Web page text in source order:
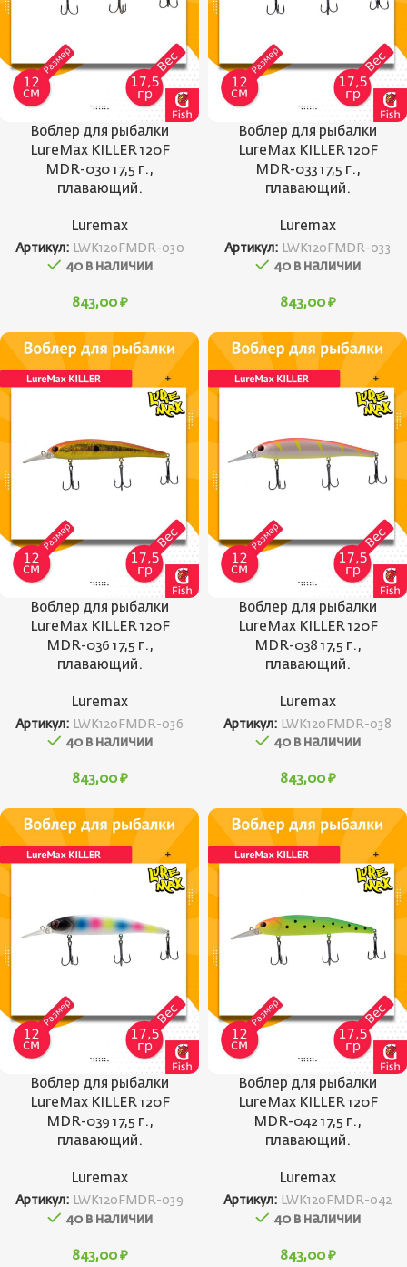
Воблер для рыбалки
LureMax KILLER 120F
MDR-030 17,5 г.,
плавающий.
Luremax
Артикул: LWK120FMDR-030
40 в наличии
843,00 ₽
Воблер для рыбалки
LureMax KILLER 120F
MDR-033 17,5 г.,
плавающий.
Luremax
Артикул: LWK120FMDR-033
40 в наличии
843,00 ₽
Воблер для рыбалки
LureMax KILLER 120F
MDR-036 17,5 г.,
плавающий.
Luremax
Артикул: LWK120FMDR-036
40 в наличии
843,00 ₽
Воблер для рыбалки
LureMax KILLER 120F
MDR-038 17,5 г.,
плавающий.
Luremax
Артикул: LWK120FMDR-038
40 в наличии
843,00 ₽
Воблер для рыбалки
LureMax KILLER 120F
MDR-039 17,5 г.,
плавающий.
Luremax
Артикул: LWK120FMDR-039
40 в наличии
843,00 ₽
Воблер для рыбалки
LureMax KILLER 120F
MDR-042 17,5 г.,
плавающий.
Luremax
Артикул: LWK120FMDR-042
40 в наличии
843,00 ₽